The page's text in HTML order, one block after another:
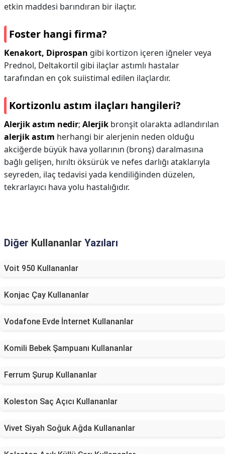
etkin maddesi barındıran bir ilaçtır.
Foster hangi firma?
Kenakort, Diprospan gibi kortizon içeren iğneler veya
Prednol, Deltakortil gibi ilaçlar astımlı hastalar
tarafından en çok suiistimal edilen ilaçlardır.
Kortizonlu astım ilaçları hangileri?
Alerjik astım nedir; Alerjik bronşit olarakta adlandırılan
alerjik astım herhangi bir alerjenin neden olduğu
akciğerde büyük hava yollarının (bronş) daralmasına
bağlı gelişen, hırıltı öksürük ve nefes darlığı ataklarıyla
seyreden, ilaç tedavisi yada kendiliğinden düzelen,
tekrarlayıcı hava yolu hastalığıdır.
Diğer Kullananlar Yazıları
Voit 950 Kullananlar
Konjac Çay Kullananlar
Vodafone Evde İnternet Kullananlar
Komili Bebek Şampuanı Kullananlar
Ferrum Şurup Kullananlar
Koleston Saç Açıcı Kullananlar
Vivet Siyah Soğuk Ağda Kullananlar